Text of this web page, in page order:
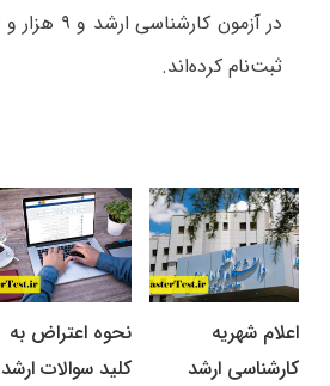
ثبت‌نام کرده‌اند.
اعلام شهریه
کارشناسی ارشد
نحوه اعتراض به
کلید سوالات ارشد